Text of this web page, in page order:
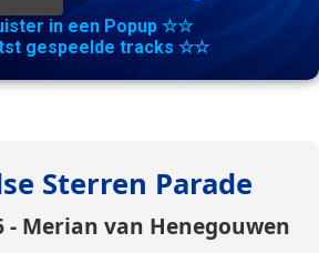
in een Popup ☆☆
gespeelde tracks ☆☆
Sterren Parade
- Merian van Henegouwen